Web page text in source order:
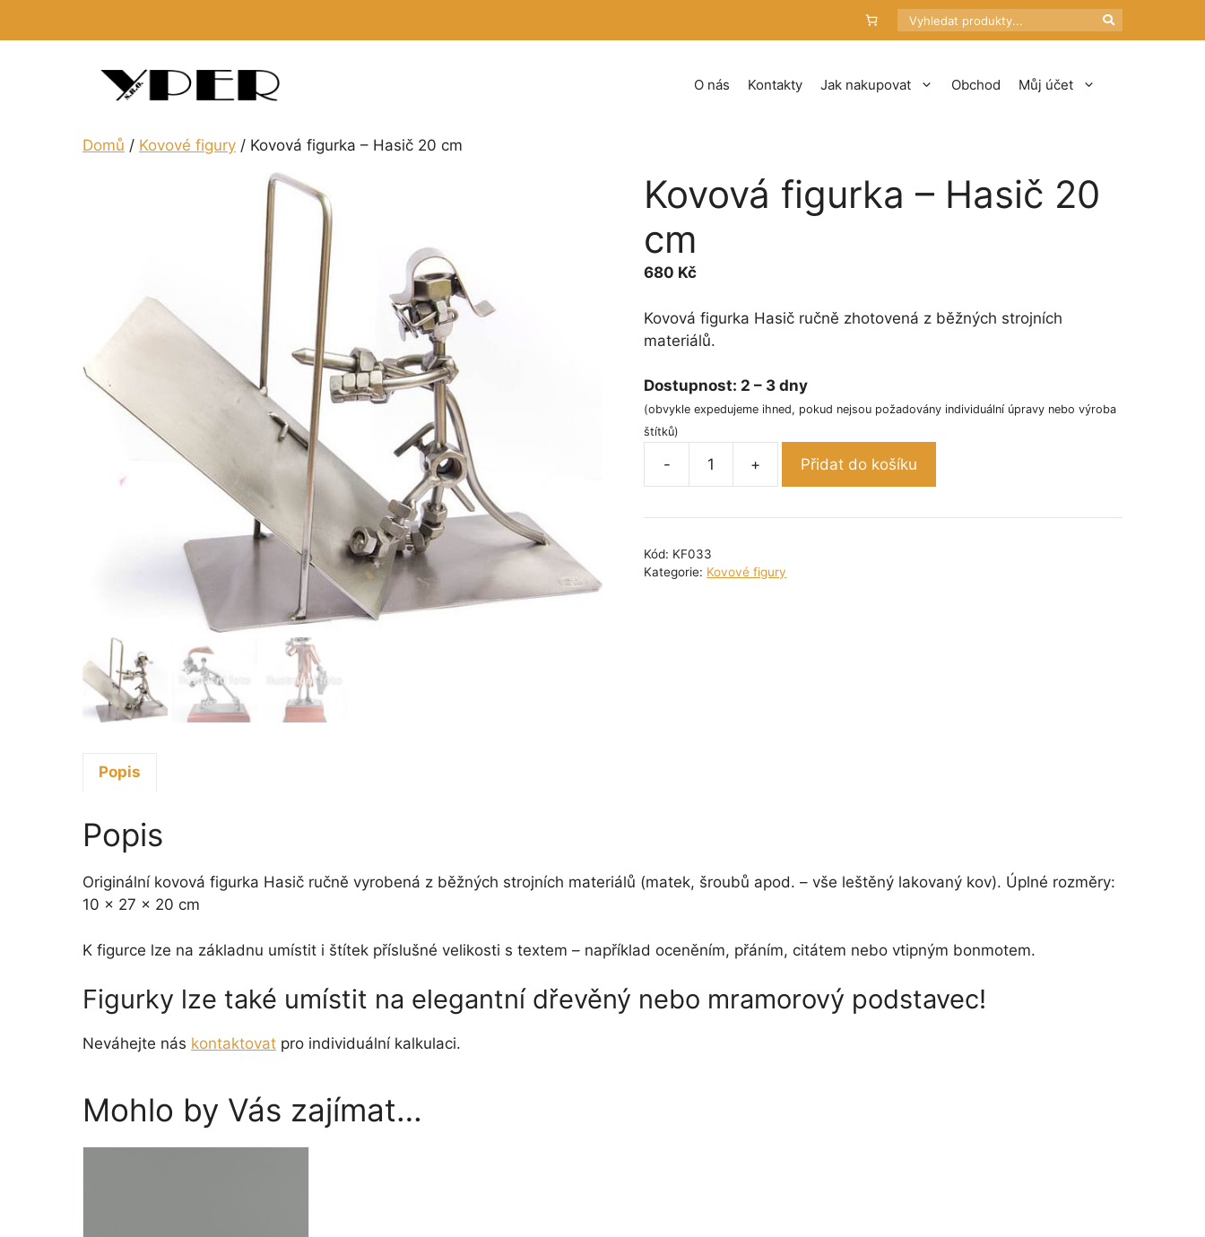
Hledat
O nás Kontakty Jak nakupovat Obchod Můj účet
Domů / Kovové figury / Kovová figurka – Hasič 20 cm
Kovová figurka – Hasič 20
cm
680 Kč
Kovová figurka Hasič ručně zhotovená z běžných strojních
materiálů.
Dostupnost: 2 – 3 dny
(obvykle expedujeme ihned, pokud nejsou požadovány individuální úpravy nebo výroba
štítků)
-
-
20
+ Přidat do košíku
Kód: KF033
Kategorie: Kovové figury
Popis
Popis
Originální kovová figurka Hasič ručně vyrobená z běžných strojních materiálů (matek, šroubů apod. – vše leštěný lakovaný kov). Úplné rozměry:
10 x 27 x 20 cm
K figurce lze na základnu umístit i štítek příslušné velikosti s textem – například oceněním, přáním, citátem nebo vtipným bonmotem.
Figurky lze také umístit na elegantní dřevěný nebo mramorový podstavec!
Neváhejte nás kontaktovat pro individuální kalkulaci.
Mohlo by Vás zajímat…